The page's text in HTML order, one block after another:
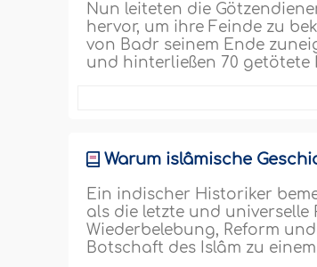
Nun leiteten die
hervor, um ihre Feinde zu
von Badr seinem Ende
und hinterließen 70
Warum islâmische
Ein indischer Historiker
als die letzte und
Wiederbelebung, Reform
Botschaft des Islâm zu